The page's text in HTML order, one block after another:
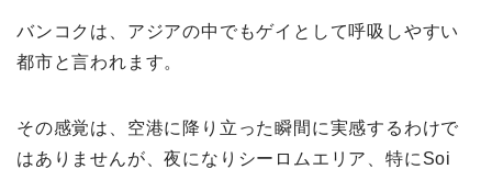
バンコクは、アジアの中でもゲイとして呼吸しやすい
都市と言われます。
その感覚は、空港に降り立った瞬間に実感するわけで
はありませんが、夜になりシーロムエリア、特にSoi